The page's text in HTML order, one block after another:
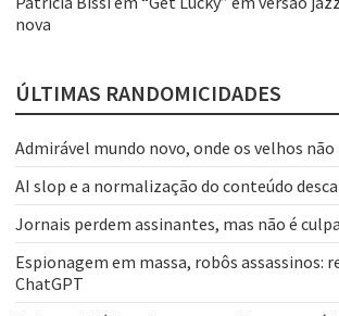
nova
ÚLTIMAS RANDOMICIDADES
Admirável mundo novo, onde os velhos
AI slop e a normalização do conteúdo
Jornais perdem assinantes, mas não é
Espionagem em massa, robôs assassinos:
ChatGPT